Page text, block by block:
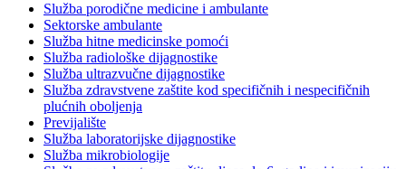
Služba porodične medicine i ambulante
Sektorske ambulante
Služba hitne medicinske pomoći
Služba radiološke dijagnostike
Služba ultrazvučne dijagnostike
Služba zdravstvene zaštite kod specifičnih i nespecifičnih
plućnih oboljenja
Previjalište
Služba laboratorijske dijagnostike
Služba mikrobiologije